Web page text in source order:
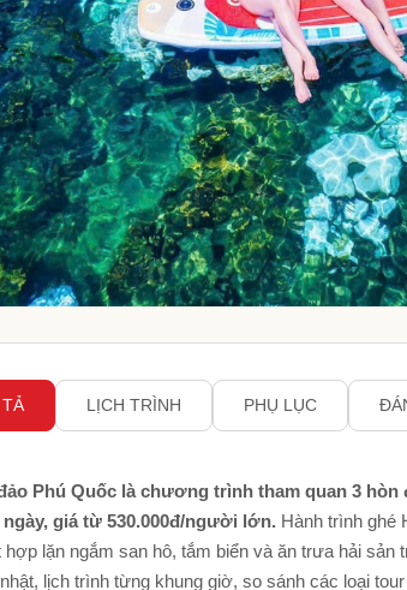
LỊCH TRÌNH PHỤ LỤC
Phú Quốc là chương trình tham quan 3
giá từ 530.000đ/người lớn. Hành trình ghé
hợp lặn ngắm san hô, tắm biển và ăn trưa hải sản
lịch trình từng khung giờ, so sánh các loại